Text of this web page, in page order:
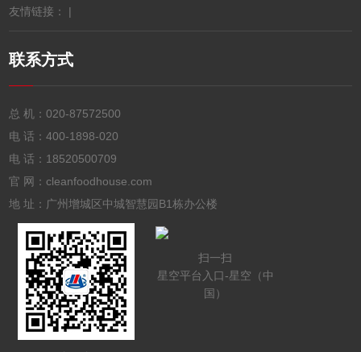
友情链接： |
联系方式
总 机：020-87572500
电 话：400-1898-020
电 话： 18520500709
官 网：cleanfoodhouse.com
地 址：广州增城区中城智慧园B1栋办公楼
扫一扫
星空平台入口-星空（中
国）